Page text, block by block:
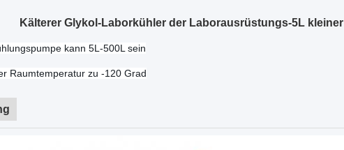
Kälterer Glykol-Laborkühler der Laborausrüstungs-5L kleiner
kann 5L-500L sein
Raumtemperatur zu -120 Grad